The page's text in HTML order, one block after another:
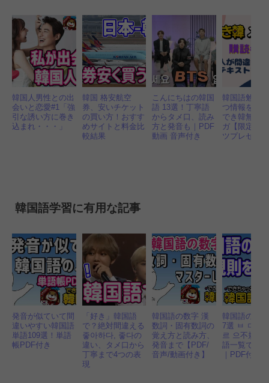
韓国人男性との出
会いと恋愛#1「強
引な誘い方に巻き
込まれ・・・」
韓国 格安航空
券、安いチケット
の買い方！おすす
めサイトと料金比
較結果
こんにちはの韓国
語 13選！丁寧語
からタメ口、読み
方と発音も｜PDF
動画 音声付き
韓国語勉強
つ情報をお
でき韓無料
ガ【限定コ
ツプレゼン
韓国語学習に有用な記事
発音が似ていて間
違いやすい韓国語
単語109選！単語
帳PDF付き
「好き」韓国語
で？絶対間違える
좋아하다, 좋다の
違い、タメ口から
丁寧まで4つの表
現
韓国語の数字 漢
数詞・固有数詞の
覚え方と読み方、
発音まで【PDF/
音声/動画付き】
韓国語の変
7選 ㅂ ㄷ ㅎ
르 으不規則
語一覧で一
｜PDF付き